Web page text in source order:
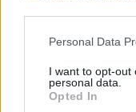
Please note that this
not limited to your
grant or deny
use your data for
Personal Data
I want to opt-out
personal data.
Opted In
Kanye
szereplnek